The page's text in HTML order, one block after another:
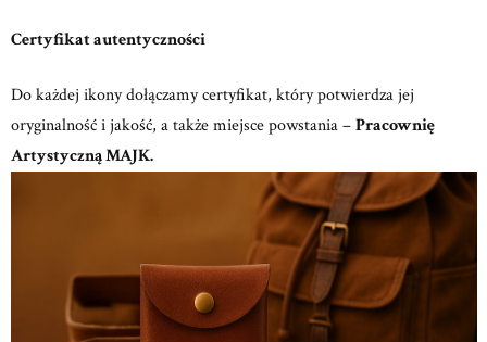
Certyfikat autentyczności
Do każdej ikony dołączamy certyfikat, który potwierdza jej
oryginalność i jakość, a także miejsce powstania –Pracownię
Artystyczną MAJK.